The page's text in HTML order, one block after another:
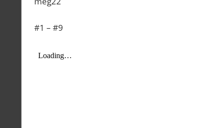
#1 – #9